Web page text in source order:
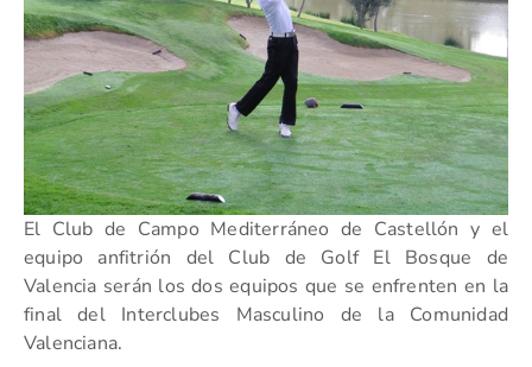
El Club de Campo Mediterráneo de Castellón y el
equipo anfitrión del Club de Golf El Bosque de
Valencia serán los dos equipos que se enfrenten en la
final del Interclubes Masculino de la Comunidad
Valenciana.